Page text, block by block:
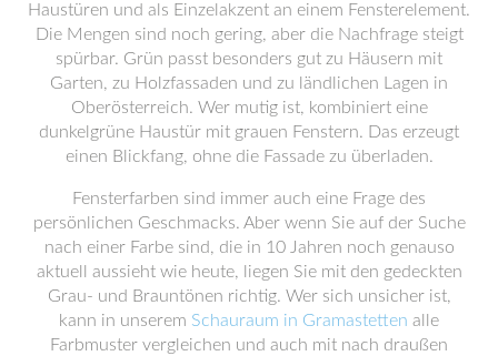
Haustüren und als Einzelakzent an einem Fensterelement.
Die Mengen sind noch gering, aber die Nachfrage steigt
spürbar. Grün passt besonders gut zu Häusern mit
Garten, zu Holzfassaden und zu ländlichen Lagen in
Oberösterreich. Wer mutig ist, kombiniert eine
dunkelgrüne Haustür mit grauen Fenstern. Das erzeugt
einen Blickfang, ohne die Fassade zu überladen.
Fensterfarben sind immer auch eine Frage des
persönlichen Geschmacks. Aber wenn Sie auf der Suche
nach einer Farbe sind, die in 10 Jahren noch genauso
aktuell aussieht wie heute, liegen Sie mit den gedeckten
Grau- und Brauntönen richtig. Wer sich unsicher ist,
kann in unserem Schauraum in Gramastetten alle
Farbmuster vergleichen und auch mit nach draußen